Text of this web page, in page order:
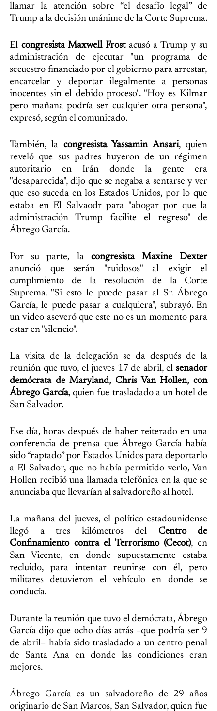
llamar la atención sobre “el desafío legal” de
Trump a la decisión unánime de la Corte Suprema.
El congresista Maxwell Frostacusó a Trump y su
administración de ejecutar "un programa de
secuestro financiado por el gobierno para arrestar,
encarcelar y deportar ilegalmente a personas
inocentes sin el debido proceso". "Hoy es Kilmar
pero mañana podría ser cualquier otra persona",
expresó, según el comunicado.
También, la congresista Yassamin Ansari, quien
reveló que sus padres huyeron de un régimen
autoritario en Irán donde la gente era
"desaparecida", dijo que se negaba a sentarse y ver
que eso suceda en los Estados Unidos, por lo que
estaba en El Salvaodr para "abogar por que la
administración Trump facilite el regreso" de
Ábrego García.
Por su parte, la congresista Maxine Dexter
anunció que serán "ruidosos" al exigir el
cumplimiento de la resolución de la Corte
Suprema. "Si esto le puede pasar al Sr. Ábrego
García, le puede pasar a cualquiera", subrayó. En
un video aseveró que este no es un momento para
estar en "silencio".
La visita de la delegación se da después de la
reunión que tuvo, el jueves 17 de abril, el senador
demócrata de Maryland, Chris Van Hollen, con
Ábrego García, quien fue trasladado a un hotel de
San Salvador.
Ese día, horas después de haber reiterado en una
conferencia de prensa que Ábrego García había
sido “raptado” por Estados Unidos para deportarlo
a El Salvador, que no había permitido verlo, Van
Hollen recibió una llamada telefónica en la que se
anunciaba que llevarían al salvadoreño al hotel.
La mañana del jueves, el político estadounidense
llegó a tres kilómetros del Centro de
Confinamiento contra el Terrorismo (Cecot), en
San Vicente, en donde supuestamente estaba
recluido, para intentar reunirse con él, pero
militares detuvieron el vehículo en donde se
conducía.
Durante la reunión que tuvo el demócrata, Ábrego
García dijo que ocho días atrás –que podría ser 9
de abril– había sido trasladado a un centro penal
de Santa Ana en donde las condiciones eran
mejores.
Ábrego García es un salvadoreño de 29 años
originario de San Marcos, San Salvador, quien fue